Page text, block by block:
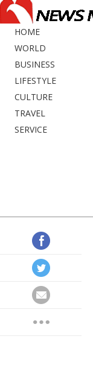
HOME
WORLD
BUSINESS
LIFESTYLE
CULTURE
TRAVEL
SERVICE